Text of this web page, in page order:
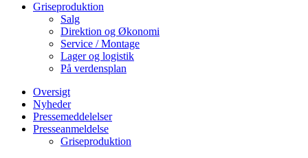
Griseproduktion
Salg
Direktion og Økonomi
Service / Montage
Lager og logistik
På verdensplan
Oversigt
Nyheder
Pressemeddelelser
Presseanmeldelse
Griseproduktion